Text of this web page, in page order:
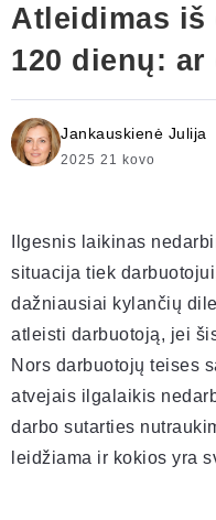
Atleidimas iš
120 dienų: ar
Jankauskienė Julija
2025 21 kovo
Ilgesnis laikinas
situacija tiek
dažniausiai kylančių
atleisti darbuotoją, jei
Nors darbuotojų teises
atvejais ilgalaikis
darbo sutarties
leidžiama ir kokios yra